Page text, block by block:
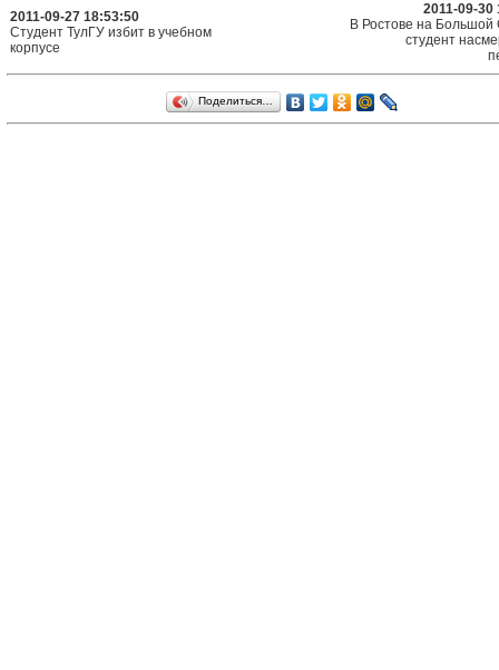
2011-09-27 18:53:50
Студент ТулГУ избит в учебном
корпусе
2011-09-30
В Ростове на Большой
студент
Поделиться…